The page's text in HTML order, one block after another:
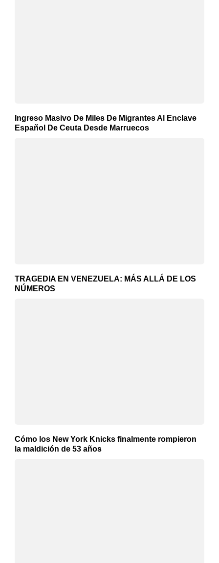
Ingreso Masivo De Miles De Migrantes Al Enclave
Español De Ceuta Desde Marruecos
TRAGEDIA EN VENEZUELA: MÁS ALLÁ DE LOS
NÚMEROS
Cómo los New York Knicks finalmente rompieron
la maldición de 53 años